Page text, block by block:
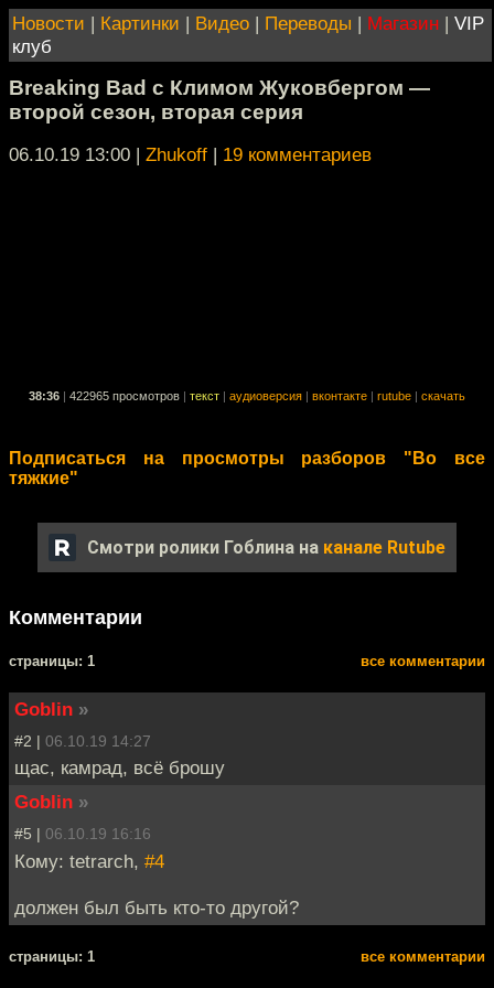
Новости | Картинки | Видео | Переводы | Магазин | VIP
клуб
Breaking Bad с Климом Жуковбергом —
второй сезон, вторая серия
06.10.19 13:00 | Zhukoff | 19 комментариев
38:36 422965 просмотров текст аудиоверсия вконтакте rutube скачать
Подписаться на просмотры разборов "Во все
тяжкие"
Смотри ролики Гоблина на канале Rutube
Комментарии
cтраницы: 1 все комментарии
Goblin »
#2 | 06.10.19 14:27
щас, камрад, всё брошу
Goblin »
#5 | 06.10.19 16:16
Кому: tetrarch, #4
должен был быть кто-то другой?
cтраницы: 1 все комментарии